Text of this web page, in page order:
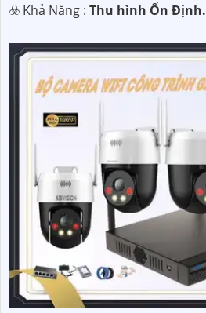
️☣️ Khả Năng : Thu hình Ổn Định.